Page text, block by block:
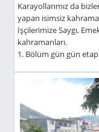
Karayollarımız da
yapan isimsiz
İşçilerimize Saygı,
kahramanları.
1. Bölüm gün gün